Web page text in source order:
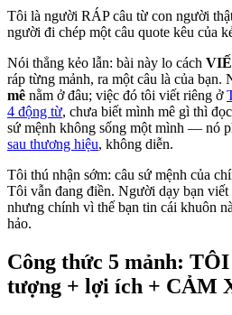
Tôi là người RÁP câu từ con người
người đi chép một câu quote kêu của
Nói thẳng kẻo lẫn: bài này lo cách
ráp từng mảnh, ra một câu là của bạn.
mê nằm ở đâu; việc đó tôi viết riêng ở
4 động từ, chưa biết mình mê gì thì
sứ mệnh không sống một mình — nó
sau thương hiệu, không diễn.
Tôi thú nhận sớm: câu sứ mệnh của
Tôi vẫn đang điền. Người dạy bạn
nhưng chính vì thế bạn tin cái khuôn
hảo.
Công thức 5 mảnh:
tượng + lợi ích + CẢM